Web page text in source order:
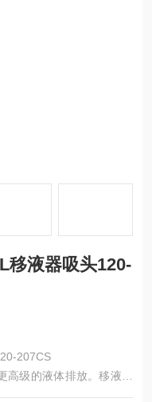
移液器吸头120-
207CS
级的液体排放。移液器
mL 微管的底部，因此没